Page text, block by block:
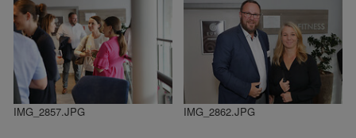
IMG_2857.JPG IMG_2862.JPG